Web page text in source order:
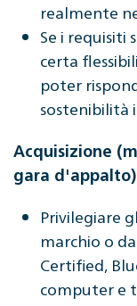
realmente
Se i requisiti
certa
poter
sostenibilità
Acquisizione
gara
Privilegiare
marchio o
Certified,
computer e